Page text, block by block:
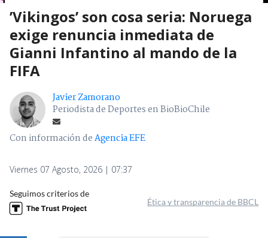
’Vikingos’ son cosa seria: Noruega
exige renuncia inmediata de
Gianni Infantino al mando de la
FIFA
Javier Zamorano
Periodista de Deportes en BioBioChile
Con información deAgencia EFE
Viernes 07 Agosto, 2026 | 07:37
Seguimos criterios de
Ética y transparencia de BBCL